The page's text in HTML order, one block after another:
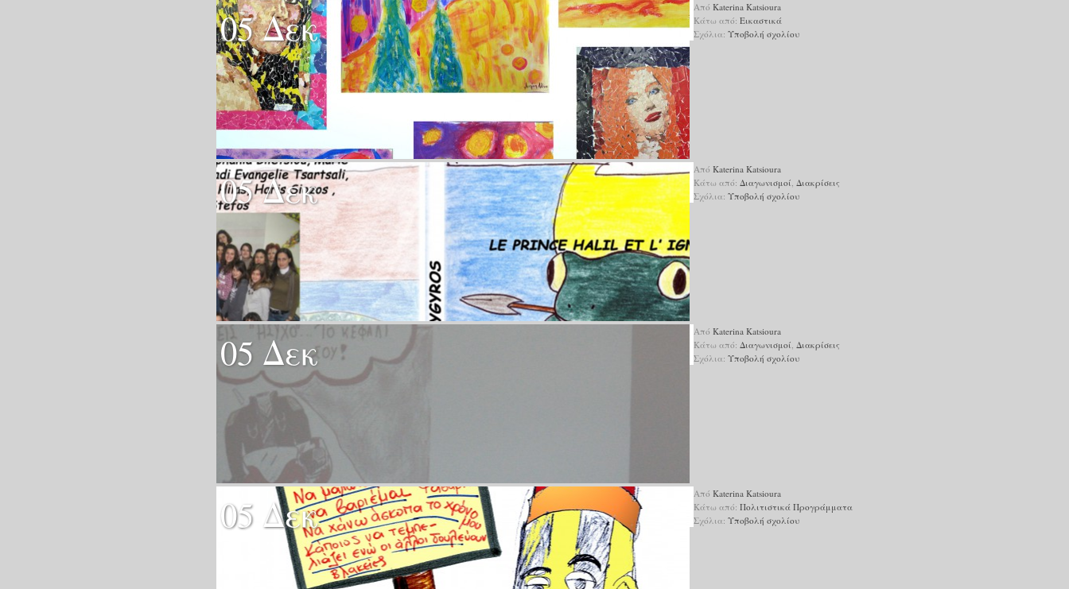
05 Δεκ Από Katerina Katsioura
Κάτω από: Εικαστικά
Σχόλια: Υποβολή σχολίου
05 Δεκ Από Katerina Katsioura
Κάτω από: Διαγωνισμοί, Διακρίσεις
Σχόλια: Υποβολή σχολίου
05 Δεκ Από Katerina Katsioura
Κάτω από: Διαγωνισμοί, Διακρίσεις
Σχόλια: Υποβολή σχολίου
05 Δεκ Από Katerina Katsioura
Κάτω από: Πολιτιστικά Προγράμματα
Σχόλια: Υποβολή σχολίου